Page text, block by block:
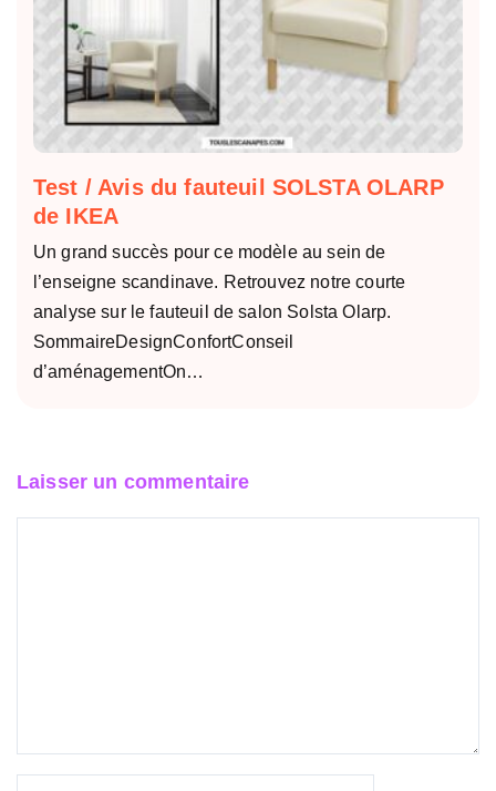
Test / Avis du fauteuil SOLSTA OLARP
de IKEA
Un grand succès pour ce modèle au sein de
l’enseigne scandinave. Retrouvez notre courte
analyse sur le fauteuil de salon Solsta Olarp.
SommaireDesignConfortConseil
d’aménagementOn…
Laisser un commentaire